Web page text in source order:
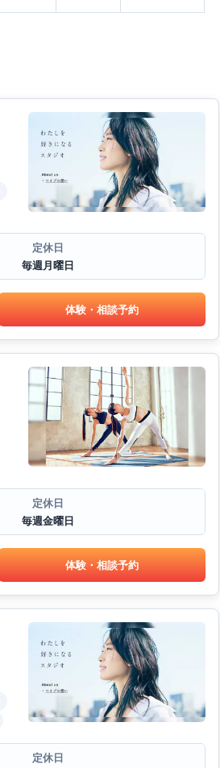
定休日
毎週月曜日
体験・相談予約
定休日
毎週金曜日
体験・相談予約
定休日